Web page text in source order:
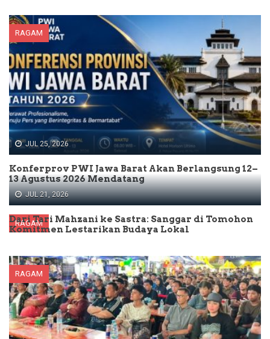
RAGAM
JUL 25, 2026
Konferprov PWI Jawa Barat Akan Berlangsung 12–
13 Agustus 2026 Mendatang
RAGAM
JUL 21, 2026
Dari Tari Mahzani ke Sastra: Sanggar di Tomohon
Komitmen Lestarikan Budaya Lokal
RAGAM